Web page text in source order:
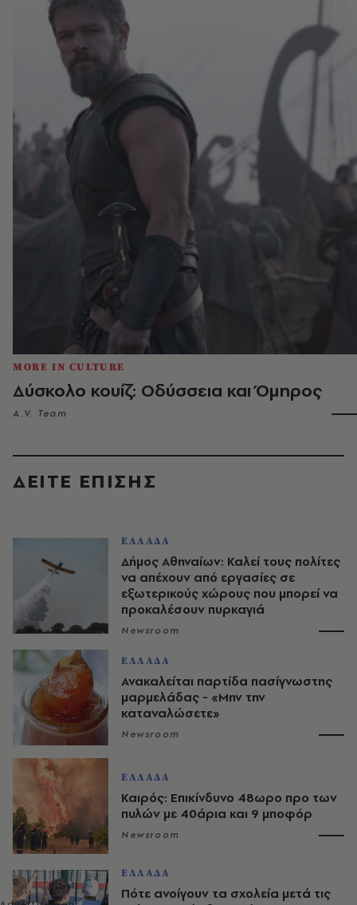
MORE IN CULTURE
Δύσκολο κουίζ: Οδύσσεια και Όμηρος
A.V. Team
ΔΕΙΤΕ ΕΠΙΣΗΣ
ΕΛΛΑΔΑ
Δήμος Αθηναίων: Καλεί τους πολίτες
να απέχουν από εργασίες σε
εξωτερικούς χώρους που μπορεί να
προκαλέσουν πυρκαγιά
Newsroom
ΕΛΛΑΔΑ
Ανακαλείται παρτίδα πασίγνωστης
μαρμελάδας - «Μην την
καταναλώσετε»
Newsroom
ΕΛΛΑΔΑ
Καιρός: Επικίνδυνο 48ωρο προ των
πυλών με 40άρια και 9 μποφόρ
Newsroom
ΕΛΛΑΔΑ
Πότε ανοίγουν τα σχολεία μετά τις